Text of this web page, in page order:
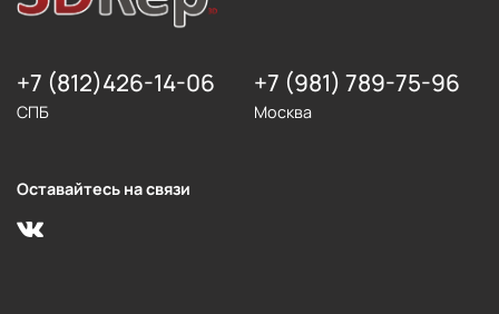
+7 (812)426-14-06
СПБ
+7 (981) 789-75-96
Москва
Оставайтесь на связи